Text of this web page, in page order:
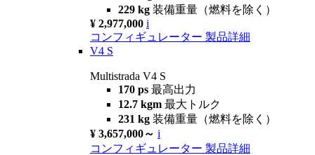
229 kg 装備重量（燃料を除く）
¥ 2,977,000 i
コンフィギュレーター 製品詳細
V4 S
Multistrada V4 S
170 ps 最高出力
12.7 kgm 最大トルク
231 kg 装備重量（燃料を除く）
¥ 3,657,000～ i
コンフィギュレーター 製品詳細